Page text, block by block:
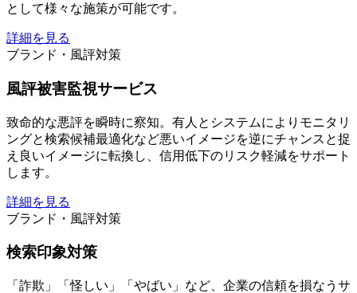
として様々な施策が可能です。
詳細を見る
ブランド・風評対策
風評被害監視サービス
致命的な悪評を瞬時に察知。有人とシステムによりモニタリ
ングと検索候補最適化など悪いイメージを逆にチャンスと捉
え良いイメージに転換し、信用低下のリスク軽減をサポート
します。
詳細を見る
ブランド・風評対策
検索印象対策
「詐欺」「怪しい」「やばい」など、企業の信頼を損なうサ